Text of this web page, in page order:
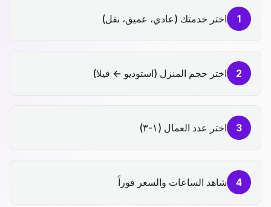
1 اختر خدمتك (عادي، عميق، نقل)
2 اختر حجم المنزل (استوديو ← فيلا)
3 اختر عدد العمال (١-٣)
4 شاهد الساعات والسعر فوراً